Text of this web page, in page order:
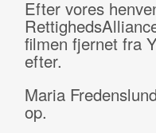
Efter vores
filmen fjernet fra
efter.
Maria
op.